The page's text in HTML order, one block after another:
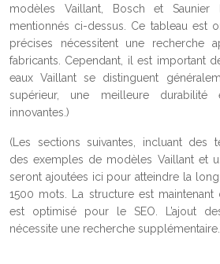
modèles Vaillant, Bosch et
mentionnés ci-dessus. Ce tableau est
précises nécessitent une recherche
fabricants. Cependant, il est important
eaux Vaillant se distinguent
supérieur, une meilleure durabilité
innovantes.)
(Les sections suivantes, incluant des
des exemples de modèles Vaillant et
seront ajoutées ici pour atteindre la
1500 mots. La structure est
est optimisé pour le SEO. L’ajout
nécessite une recherche